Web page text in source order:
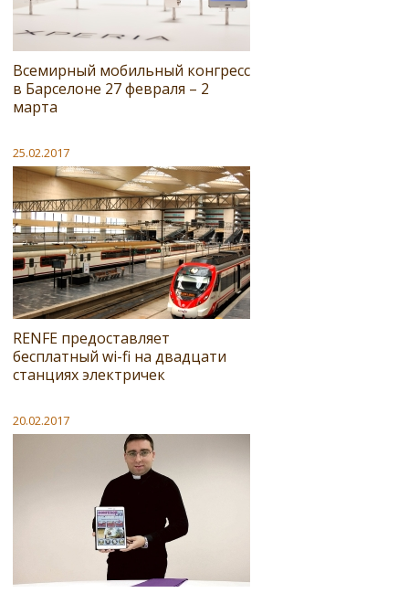
Всемирный мобильный конгресс
в Барселоне 27 февраля – 2
марта
25.02.2017
RENFE предоставляет
бесплатный wi-fi на двадцати
станциях электричек
20.02.2017